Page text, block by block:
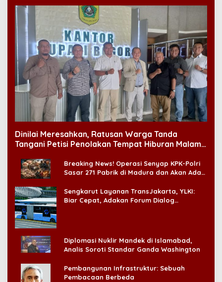
Dinilai Meresahkan, Ratusan Warga Tanda
Tangani Petisi Penolakan Tempat Hiburan Malam
Breaking News! Operasi Senyap KPK-Polri
Sasar 271 Pabrik di Madura dan Akan Ada
Sengkarut Layanan TransJakarta, YLKI:
Biar Cepat, Adakan Forum Dialog
Diplomasi Nuklir Mandek di Islamabad,
Analis Soroti Standar Ganda Washington
Pembangunan Infrastruktur: Sebuah
Pembacaan Berbeda